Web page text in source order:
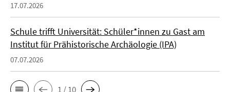
17.07.2026
Schule trifft Universität: Schüler*innen zu Gast am
Institut für Prähistorische Archäologie (IPA)
07.07.2026
1 / 10